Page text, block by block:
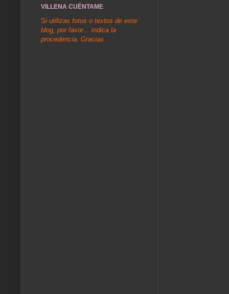
VILLENA CUÉNTAME
Si utilizas fotos o textos de este
blog, por favor... indica la
procedencia. Gracias.